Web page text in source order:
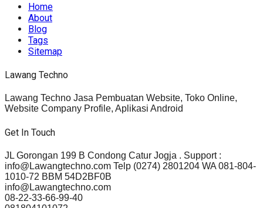
Home
About
Blog
Tags
Sitemap
Lawang Techno
Lawang Techno Jasa Pembuatan Website, Toko Online,
Website Company Profile, Aplikasi Android
Get In Touch
JL Gorongan 199 B Condong Catur Jogja . Support :
info@Lawangtechno.com Telp (0274) 2801204 WA 081-804-
1010-72 BBM 54D2BF0B
info@Lawangtechno.com
08-22-33-66-99-40